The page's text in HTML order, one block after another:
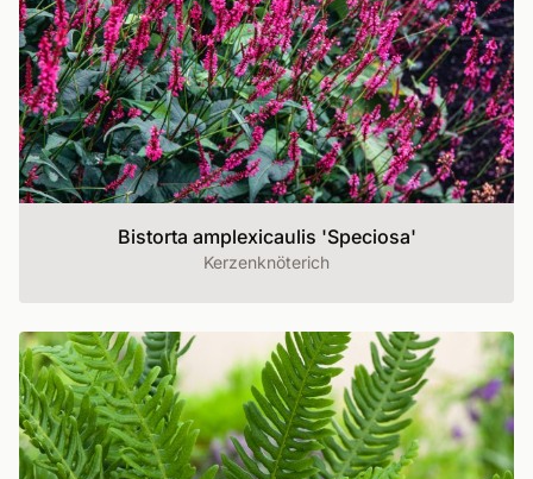
Bistorta amplexicaulis 'Speciosa'
Kerzenknöterich